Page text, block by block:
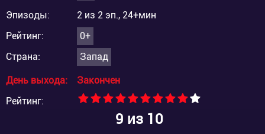
Эпизоды:
2 из 2 эп., 24+мин
Рейтинг:
0+
Страна:
Запад
День выхода:
Закончен
Рейтинг:
9 из 10